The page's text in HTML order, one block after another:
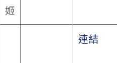
姬
連結